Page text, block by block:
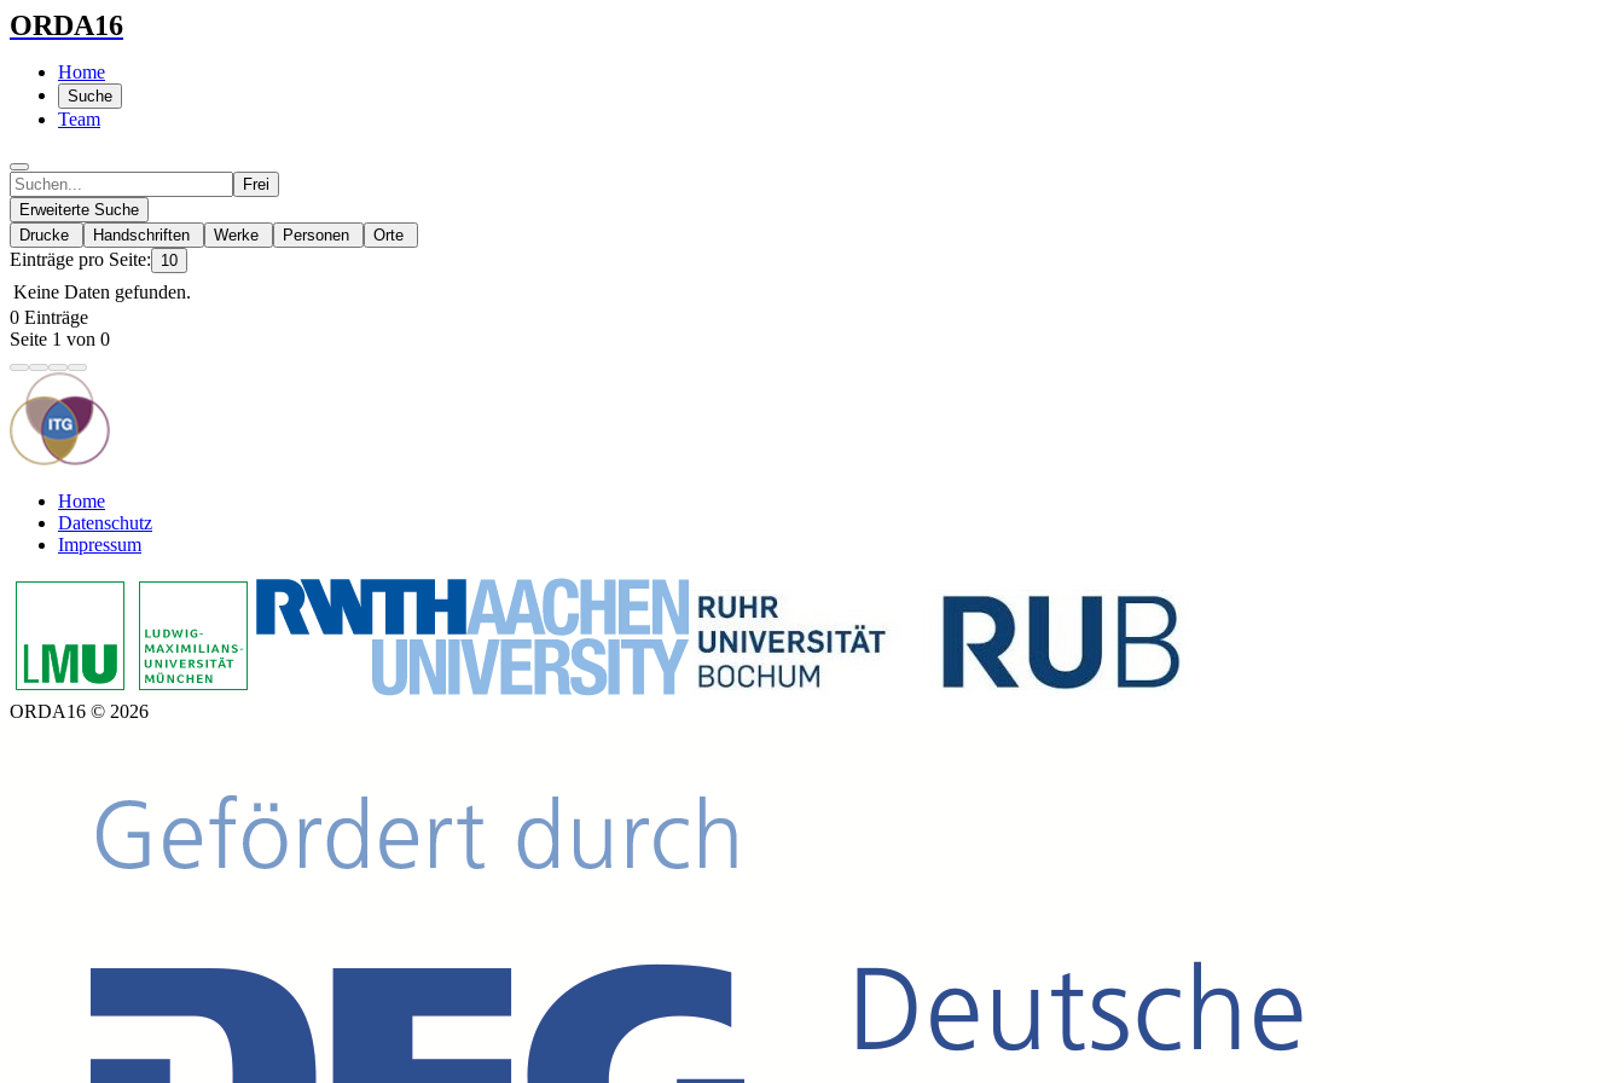
ORDA16
Home
Suche
Team
Frei
Erweiterte Suche
Drucke
Handschriften Werke Personen Orte
Einträge pro Seite: 10
Keine Daten gefunden.
0 Einträge
Seite 1 von 0
Home
Datenschutz
Impressum
ORDA16 © 2026